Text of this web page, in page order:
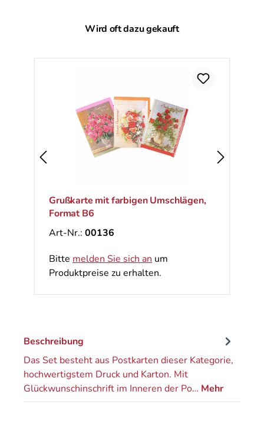
Produktgalerie überspringen
Wird oft dazu gekauft
Grußkarte mit farbigen Umschlägen,
Format B6
Art-Nr.: 00136
Bitte melden Sie sich an um
Produktpreise zu erhalten.
Beschreibung
Das Set besteht aus Postkarten dieser Kategorie,
hochwertigstem Druck und Karton. Mit
Glückwunschinschrift im Inneren der Po… Mehr